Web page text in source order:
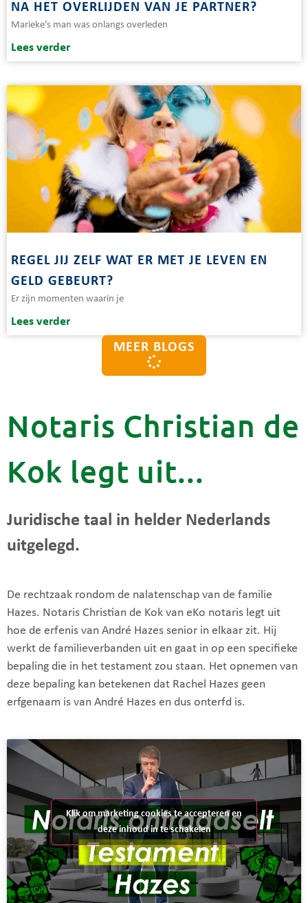
NA HET OVERLIJDEN VAN JE PARTNER?
Marieke’s man was onlangs overleden
Lees verder
REGEL JIJ ZELF WAT ER MET JE LEVEN EN
GELD GEBEURT?
Er zijn momenten waarin je
Lees verder
MEER BLOGS
Notaris Christian de
Kok legt uit...
Juridische taal in helder Nederlands
uitgelegd.
De rechtzaak rondom de nalatenschap van de familie
Hazes. Notaris Christian de Kok van eKo notaris legt uit
hoe de erfenis van André Hazes senior in elkaar zit. Hij
werkt de familieverbanden uit en gaat in op een specifieke
bepaling die in het testament zou staan. Het opnemen van
deze bepaling kan betekenen dat Rachel Hazes geen
erfgenaam is van André Hazes en dus onterfd is.
Klik om marketing cookies te accepteren en
deze inhoud in te schakelen